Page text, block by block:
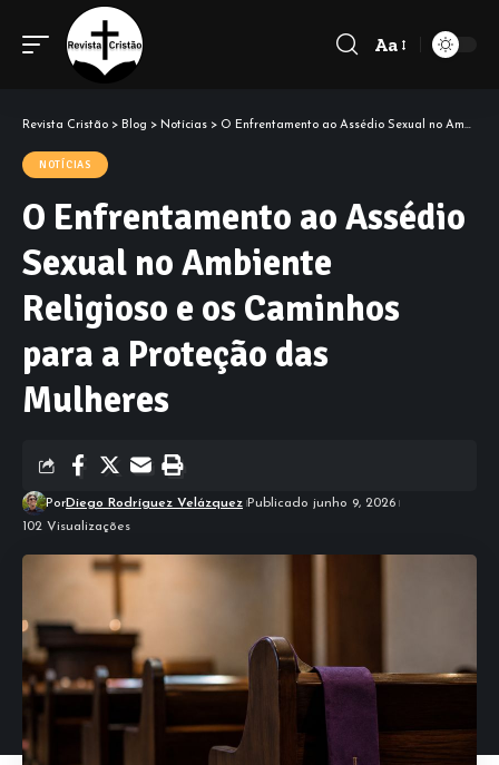
Font
Aa
Revista Cristão > Blog > Notícias > O Enfrentamento ao Assédio Sexual no Ambiente Religioso e os Caminhos para a Proteção das Mulheres
NOTÍCIAS
O Enfrentamento ao Assédio
Sexual no Ambiente
Religioso e os Caminhos
para a Proteção das
Mulheres
PorDiego Rodríguez Velázquez Publicado junho 9, 2026
102 Visualizações